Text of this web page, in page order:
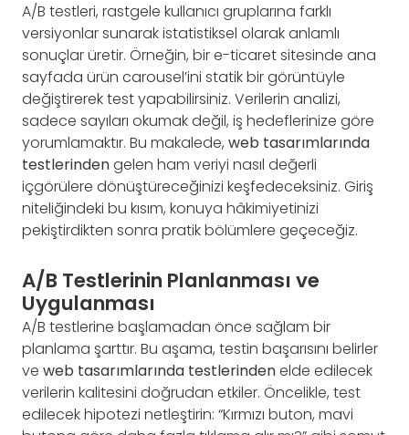
A/B testleri, rastgele kullanıcı gruplarına farklı
versiyonlar sunarak istatistiksel olarak anlamlı
sonuçlar üretir. Örneğin, bir e-ticaret sitesinde ana
sayfada ürün carousel’ini statik bir görüntüyle
değiştirerek test yapabilirsiniz. Verilerin analizi,
sadece sayıları okumak değil, iş hedeflerinize göre
yorumlamaktır. Bu makalede, web tasarımlarında
testlerindengelen ham veriyi nasıl değerli
içgörülere dönüştüreceğinizi keşfedeceksiniz. Giriş
niteliğindeki bu kısım, konuya hâkimiyetinizi
pekiştirdikten sonra pratik bölümlere geçeceğiz.
A/B Testlerinin Planlanması ve
Uygulanması
A/B testlerine başlamadan önce sağlam bir
planlama şarttır. Bu aşama, testin başarısını belirler
ve web tasarımlarında testlerindenelde edilecek
verilerin kalitesini doğrudan etkiler. Öncelikle, test
edilecek hipotezi netleştirin: “Kırmızı buton, mavi